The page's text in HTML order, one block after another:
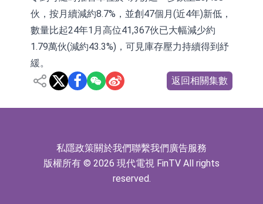
伙，按月續減約8.7%，並創47個月(近4年)新低，
數量比起24年1月高位41,367伙已大幅減少約
1.79萬伙(減約43.3%)，可見庫存壓力持續得到紓
緩。
返回相關集數
私隱政策關於我們聯繫我們廣告服務
版權所有 © 2026 現代電視 FinTV All rights
reserved.